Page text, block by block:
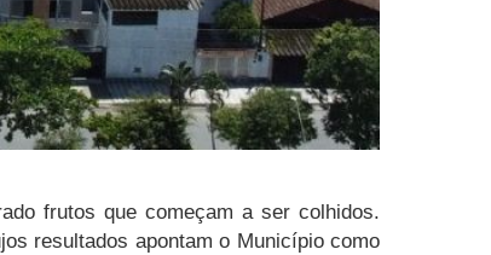
frutos que começam a ser colhidos.
resultados apontam o Município como